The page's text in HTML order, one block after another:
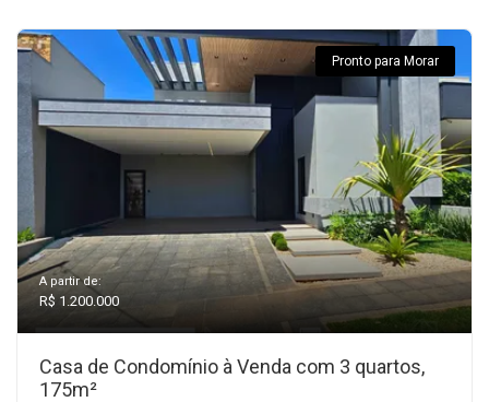
Pronto para Morar
A partir de:
R$ 1.200.000
Casa de Condomínio à Venda com 3 quartos,
175m²